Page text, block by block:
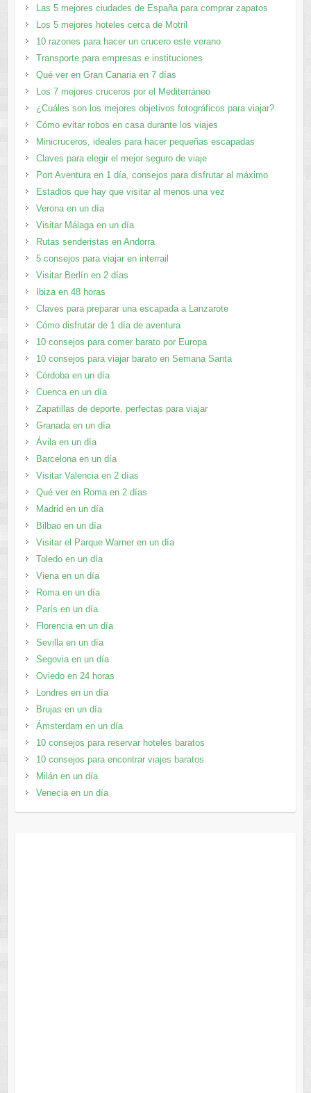
Las 5 mejores ciudades de España para comprar zapatos
Los 5 mejores hoteles cerca de Motril
10 razones para hacer un crucero este verano
Transporte para empresas e instituciones
Qué ver en Gran Canaria en 7 días
Los 7 mejores cruceros por el Mediterráneo
¿Cuáles son los mejores objetivos fotográficos para viajar?
Cómo evitar robos en casa durante los viajes
Minicruceros, ideales para hacer pequeñas escapadas
Claves para elegir el mejor seguro de viaje
Port Aventura en 1 día, consejos para disfrutar al máximo
Estadios que hay que visitar al menos una vez
Verona en un día
Visitar Málaga en un día
Rutas senderistas en Andorra
5 consejos para viajar en interrail
Visitar Berlín en 2 días
Ibiza en 48 horas
Claves para preparar una escapada a Lanzarote
Cómo disfrutar de 1 día de aventura
10 consejos para comer barato por Europa
10 consejos para viajar barato en Semana Santa
Córdoba en un día
Cuenca en un día
Zapatillas de deporte, perfectas para viajar
Granada en un día
Ávila en un día
Barcelona en un día
Visitar Valencia en 2 días
Qué ver en Roma en 2 días
Madrid en un día
Bilbao en un día
Visitar el Parque Warner en un día
Toledo en un día
Viena en un día
Roma en un día
París en un día
Florencia en un día
Sevilla en un día
Segovia en un día
Oviedo en 24 horas
Londres en un día
Brujas en un día
Ámsterdam en un día
10 consejos para reservar hoteles baratos
10 consejos para encontrar viajes baratos
Milán en un día
Venecia en un día